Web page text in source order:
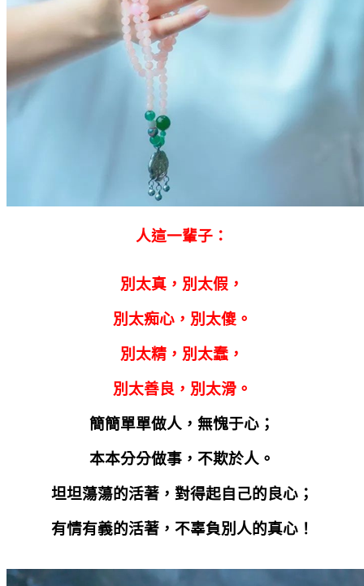
人這一輩子：
別太真，別太假，
別太痴心，別太傻。
別太精，別太蠢，
別太善良，別太滑。
簡簡單單做人，無愧于心；
本本分分做事，不欺於人。
坦坦蕩蕩的活著，對得起自己的良心；
有情有義的活著，不辜負別人的真心！